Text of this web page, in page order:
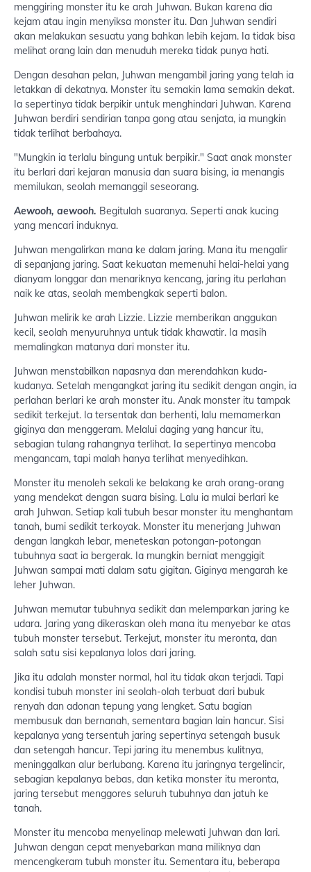
menggiring monster itu ke arah Juhwan. Bukan karena dia
kejam atau ingin menyiksa monster itu. Dan Juhwan sendiri
akan melakukan sesuatu yang bahkan lebih kejam. Ia tidak bisa
melihat orang lain dan menuduh mereka tidak punya hati.
Dengan desahan pelan, Juhwan mengambil jaring yang telah ia
letakkan di dekatnya. Monster itu semakin lama semakin dekat.
Ia sepertinya tidak berpikir untuk menghindari Juhwan. Karena
Juhwan berdiri sendirian tanpa gong atau senjata, ia mungkin
tidak terlihat berbahaya.
"Mungkin ia terlalu bingung untuk berpikir." Saat anak monster
itu berlari dari kejaran manusia dan suara bising, ia menangis
memilukan, seolah memanggil seseorang.
Aewooh, aewooh. Begitulah suaranya. Seperti anak kucing
yang mencari induknya.
Juhwan mengalirkan mana ke dalam jaring. Mana itu mengalir
di sepanjang jaring. Saat kekuatan memenuhi helai-helai yang
dianyam longgar dan menariknya kencang, jaring itu perlahan
naik ke atas, seolah membengkak seperti balon.
Juhwan melirik ke arah Lizzie. Lizzie memberikan anggukan
kecil, seolah menyuruhnya untuk tidak khawatir. Ia masih
memalingkan matanya dari monster itu.
Juhwan menstabilkan napasnya dan merendahkan kuda-
kudanya. Setelah mengangkat jaring itu sedikit dengan angin, ia
perlahan berlari ke arah monster itu. Anak monster itu tampak
sedikit terkejut. Ia tersentak dan berhenti, lalu memamerkan
giginya dan menggeram. Melalui daging yang hancur itu,
sebagian tulang rahangnya terlihat. Ia sepertinya mencoba
mengancam, tapi malah hanya terlihat menyedihkan.
Monster itu menoleh sekali ke belakang ke arah orang-orang
yang mendekat dengan suara bising. Lalu ia mulai berlari ke
arah Juhwan. Setiap kali tubuh besar monster itu menghantam
tanah, bumi sedikit terkoyak. Monster itu menerjang Juhwan
dengan langkah lebar, meneteskan potongan-potongan
tubuhnya saat ia bergerak. Ia mungkin berniat menggigit
Juhwan sampai mati dalam satu gigitan. Giginya mengarah ke
leher Juhwan.
Juhwan memutar tubuhnya sedikit dan melemparkan jaring ke
udara. Jaring yang dikeraskan oleh mana itu menyebar ke atas
tubuh monster tersebut. Terkejut, monster itu meronta, dan
salah satu sisi kepalanya lolos dari jaring.
Jika itu adalah monster normal, hal itu tidak akan terjadi. Tapi
kondisi tubuh monster ini seolah-olah terbuat dari bubuk
renyah dan adonan tepung yang lengket. Satu bagian
membusuk dan bernanah, sementara bagian lain hancur. Sisi
kepalanya yang tersentuh jaring sepertinya setengah busuk
dan setengah hancur. Tepi jaring itu menembus kulitnya,
meninggalkan alur berlubang. Karena itu jaringnya tergelincir,
sebagian kepalanya bebas, dan ketika monster itu meronta,
jaring tersebut menggores seluruh tubuhnya dan jatuh ke
tanah.
Monster itu mencoba menyelinap melewati Juhwan dan lari.
Juhwan dengan cepat menyebarkan mana miliknya dan
mencengkeram tubuh monster itu. Sementara itu, beberapa